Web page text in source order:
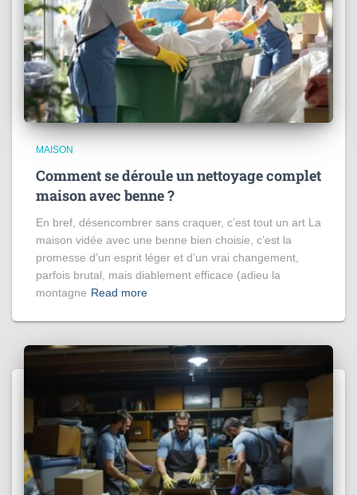
MAISON
Comment se déroule un nettoyage complet
maison avec benne ?
En bref, désencombrer sans craquer, c’est tout un art La
maison vidée avec une benne bien choisie, c’est la
promesse d’un esprit léger et d’un vrai changement,
parfois brutal, mais diablement efficace (adieu la
montagne Read more